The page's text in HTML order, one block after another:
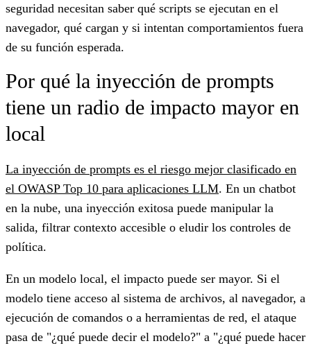
seguridad necesitan saber qué scripts se ejecutan en el
navegador, qué cargan y si intentan comportamientos fuera
de su función esperada.
Por qué la inyección de prompts
tiene un radio de impacto mayor en
local
La inyección de prompts es el riesgo mejor clasificado en
el OWASP Top 10 para aplicaciones LLM. En un chatbot
en la nube, una inyección exitosa puede manipular la
salida, filtrar contexto accesible o eludir los controles de
política.
En un modelo local, el impacto puede ser mayor. Si el
modelo tiene acceso al sistema de archivos, al navegador, a
ejecución de comandos o a herramientas de red, el ataque
pasa de "¿qué puede decir el modelo?" a "¿qué puede hacer